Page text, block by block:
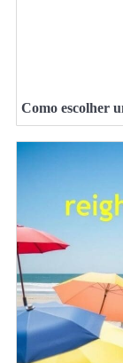
Como escolher